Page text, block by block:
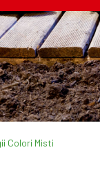
Colori Misti